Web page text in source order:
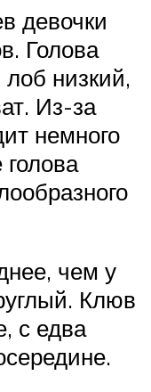
девочки
Голова
низкий,
Из-за
немного
чем у
Клюв
с едва